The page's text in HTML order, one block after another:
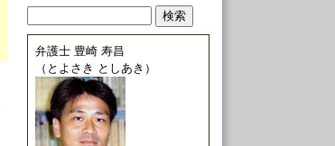
弁護士 豊崎 寿昌
（とよさき としあき）